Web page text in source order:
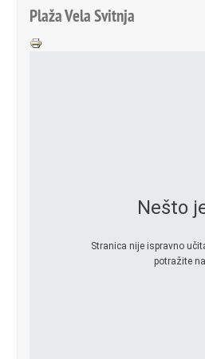
Plaža Vela Svitnja
Nešto
Stranica nije ispravno
potražite